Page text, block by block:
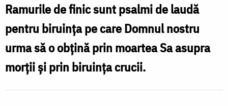
sunt
psalmii
de
laudă
pentru
Ramurile de finic sunt psalmi de laudă
pentru biruinţa pe care Domnul nostru
urma să o obţină prin moartea Sa asupra
morţii şi prin biruinţa crucii.